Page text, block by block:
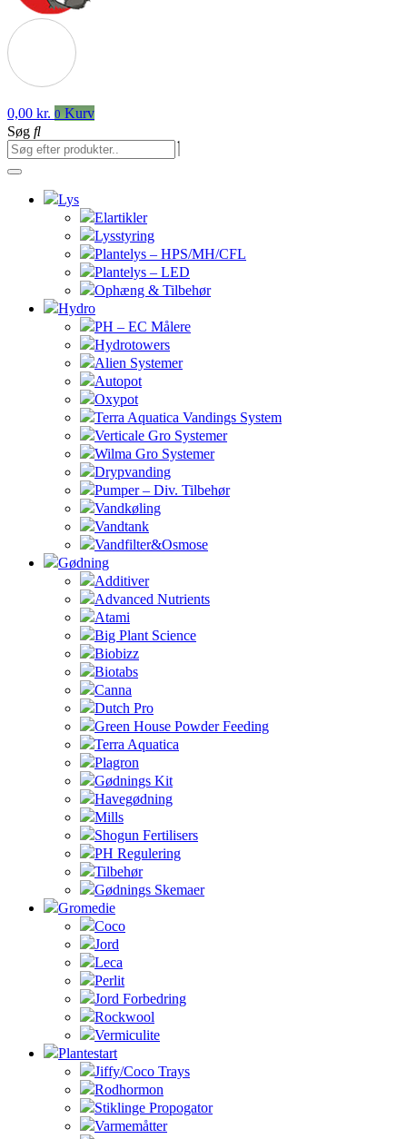
0,00 kr. 0 Kurv
Søg
Lys
Elartikler
Lysstyring
Plantelys – HPS/MH/CFL
Plantelys – LED
Ophæng & Tilbehør
Hydro
PH – EC Målere
Hydrotowers
Alien Systemer
Autopot
Oxypot
Terra Aquatica Vandings System
Verticale Gro Systemer
Wilma Gro Systemer
Drypvanding
Pumper – Div. Tilbehør
Vandkøling
Vandtank
Vandfilter&Osmose
Gødning
Additiver
Advanced Nutrients
Atami
Big Plant Science
Biobizz
Biotabs
Canna
Dutch Pro
Green House Powder Feeding
Terra Aquatica
Plagron
Gødnings Kit
Havegødning
Mills
Shogun Fertilisers
PH Regulering
Tilbehør
Gødnings Skemaer
Gromedie
Coco
Jord
Leca
Perlit
Jord Forbedring
Rockwool
Vermiculite
Plantestart
Jiffy/Coco Trays
Rodhormon
Stiklinge Propogator
Varmemåtter